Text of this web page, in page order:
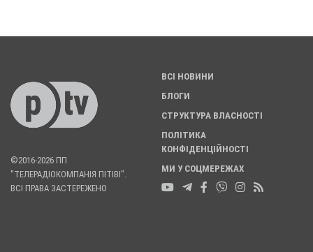
©2016-2026 ПП
"ТЕЛЕРАДІОКОМПАНІЯ ПІТІВІ".
ВСІ ПРАВА ЗАСТЕРЕЖЕНО
ВСІ НОВИНИ
БЛОГИ
СТРУКТУРА ВЛАСНОСТІ
ПОЛІТИКА
КОНФІДЕНЦІЙНОСТІ
МИ У СОЦМЕРЕЖАХ